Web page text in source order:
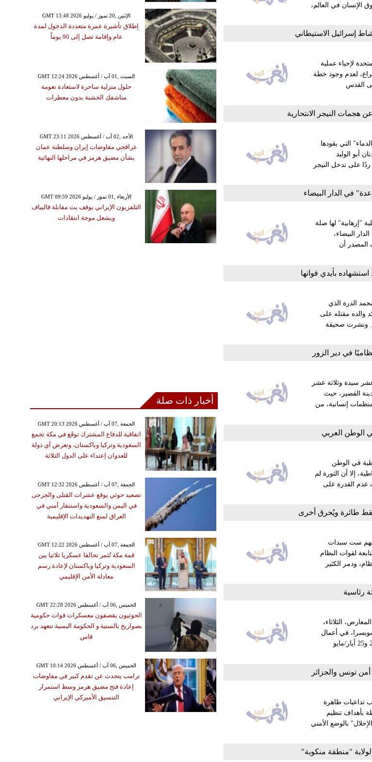
السنوي للمنظمة 2013، بشأن حالة حقوق الإنسان في العالم،
إسرائيل الاستيطاني
لإحياء عملية
لعدم وجود خطة
القدس
هجمات النيجر الانتحارية
التي يقودها
أبو الوليد
على تدخل النيجر
في الدار البيضاء
إلى خلية "إرهابية" لها صلة
البيضاء،
المصدر أن
بأيدي قواتها
الدرة الذي
يوم 30 أيلول/ سبتمبر من العام 2000، والذي أكد والده مقتله على
ونشرت صحيفة
الأربعاء، توثيق 125 قتيلاً بينهم أحد عشر سيدة وثلاثة عشر
القصير، حيث
إنسانية، من
الوطن العربي
في الوطن
إلا أن الثورة لم
عدم القدرة على
بينهم ست سيدات
لقوات النظام
ودمر الكثير
رئاسية
الثلاثاء،
في أعمال
المؤتمر الوطني الخامس لــ"الأفافاس" المرتقب تنظيمها في العاصمة الجزائرية أيام 23،24 و25 أيار/مايو
تونس والجزائر
تداعيات ظاهرة
بأهداف تنظيم
بالوضع الأمني
"منطقة منكوبة"
GMT 13:48 2026 الإثنين ,20 تموز / يوليو
إطلاق تأشيرة عمرة متعددة الدخول لمدة
عام وإقامة تصل إلى 90 يوماً
GMT 12:24 2026 السبت ,01 آب / أغسطس
حلول منزلية ساحرة لاستعادة نعومة
مناشفكِ الخشنة بدون معطرات
GMT 23:11 2026 الأحد ,02 آب / أغسطس
عراقجي مفاوضات إيران وسلطنة عمان
بشأن مضيق هرمز في مراحلها النهائية
GMT 09:59 2026 الأربعاء ,01 تموز / يوليو
التلفزيون الإيراني يوقف بث مقابلة قاليباف
ويشعل موجة انتقادات
أخبار ذات صلة
GMT 20:13 2026 الجمعة ,07 آب / أغسطس
اتفاقية للدفاع المشترك توقَع في مكة تجمع
السعودية وتركيا وباكستان، وتعرض أي دولة
للعدوان إعتداء على الدول الثلاثة
GMT 12:32 2026 الجمعة ,07 آب / أغسطس
تصعيد حوثي يوقع عشرات القتلى والجرحى
في اليمن والسعودية واستنفار أمني في
العراق لمنع التهديدات الإقليمية
GMT 12:22 2026 الجمعة ,07 آب / أغسطس
قمة مكة تُثمر تحالفا عسكريا ثلاثيا بين
السعودية وتركيا وباكستان لإعادة رسم
معادلة الأمن الإقليمي
GMT 22:28 2026 الخميس ,06 آب / أغسطس
الحوثيون يقصفون معسكرات قوات حكومية
بصواريخ بالستية و الحكومة اليمنية تتعهد برد
قاس
GMT 10:14 2026 الخميس ,06 آب / أغسطس
ترامب يتحدث عن تقدم كبير في مفاوضات
إعادة فتح مضيق هرمز وسط استمرار
التنسيق الأميركي الإيراني